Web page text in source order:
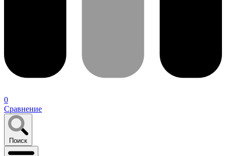
0
Сравнение
Поиск